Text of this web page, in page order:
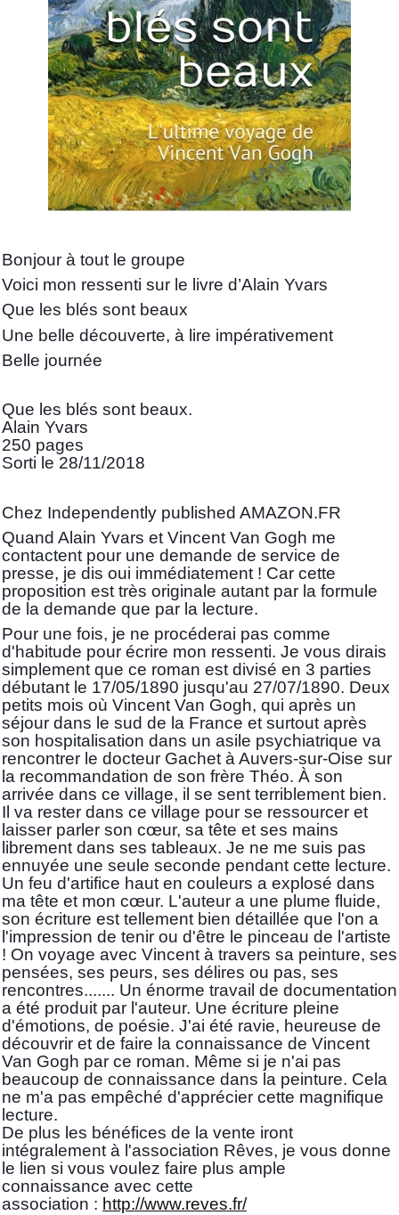
Bonjour à tout le groupe
Voici mon ressenti sur le livre d’Alain Yvars
Que les blés sont beaux
Une belle découverte, à lire impérativement
Belle journée
Que les blés sont beaux.
Alain Yvars
250 pages
Sorti le 28/11/2018
Chez Independently published AMAZON.FR
Quand Alain Yvars et Vincent Van Gogh me
contactent pour une demande de service de
presse, je dis oui immédiatement ! Car cette
proposition est très originale autant par la formule
de la demande que par la lecture.
Pour une fois, je ne procéderai pas comme
d'habitude pour écrire mon ressenti. Je vous dirais
simplement que ce roman est divisé en 3 parties
débutant le 17/05/1890 jusqu'au 27/07/1890. Deux
petits mois où Vincent Van Gogh, qui après un
séjour dans le sud de la France et surtout après
son hospitalisation dans un asile psychiatrique va
rencontrer le docteur Gachet à Auvers-sur-Oise sur
la recommandation de son frère Théo. À son
arrivée dans ce village, il se sent terriblement bien.
Il va rester dans ce village pour se ressourcer et
laisser parler son cœur, sa tête et ses mains
librement dans ses tableaux. Je ne me suis pas
ennuyée une seule seconde pendant cette lecture.
Un feu d'artifice haut en couleurs a explosé dans
ma tête et mon cœur. L'auteur a une plume fluide,
son écriture est tellement bien détaillée que l'on a
l'impression de tenir ou d'être le pinceau de l'artiste
! On voyage avec Vincent à travers sa peinture, ses
pensées, ses peurs, ses délires ou pas, ses
rencontres....... Un énorme travail de documentation
a été produit par l'auteur. Une écriture pleine
d'émotions, de poésie. J'ai été ravie, heureuse de
découvrir et de faire la connaissance de Vincent
Van Gogh par ce roman. Même si je n'ai pas
beaucoup de connaissance dans la peinture. Cela
ne m'a pas empêché d'apprécier cette magnifique
lecture.
De plus les bénéfices de la vente iront
intégralement à l'association Rêves, je vous donne
le lien si vous voulez faire plus ample
connaissance avec cette
association : http://www.reves.fr/